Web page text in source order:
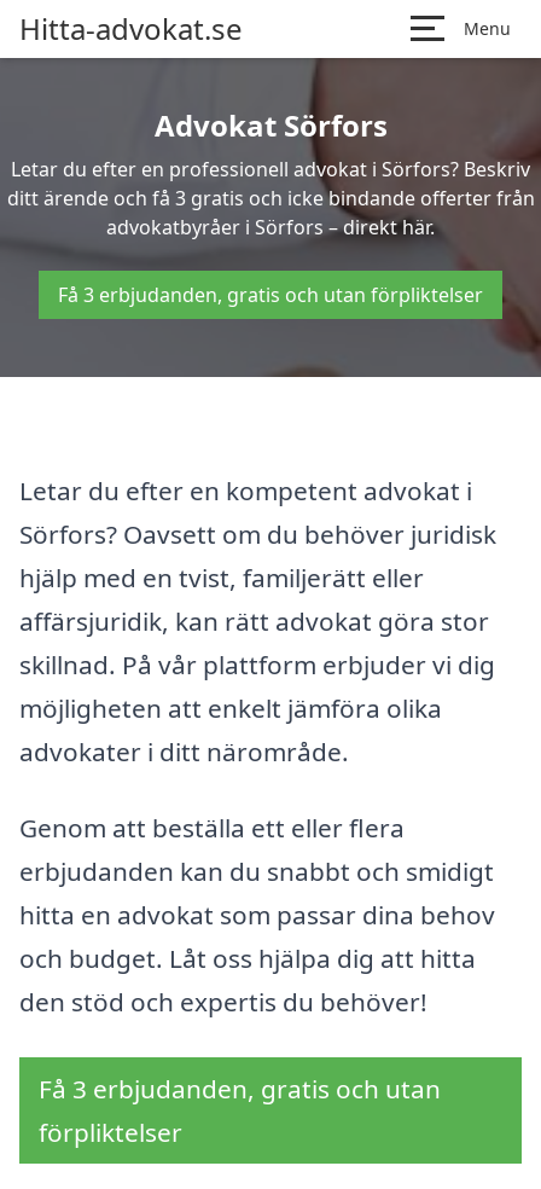
Hitta-advokat.se Menu
Advokat Sörfors
Letar du efter en professionell advokat i Sörfors? Beskriv
ditt ärende och få 3 gratis och icke bindande offerter från
advokatbyråer i Sörfors – direkt här.
Få 3 erbjudanden, gratis och utan förpliktelser
Letar du efter en kompetent advokat i
Sörfors? Oavsett om du behöver juridisk
hjälp med en tvist, familjerätt eller
affärsjuridik, kan rätt advokat göra stor
skillnad. På vår plattform erbjuder vi dig
möjligheten att enkelt jämföra olika
advokater i ditt närområde.
Genom att beställa ett eller flera
erbjudanden kan du snabbt och smidigt
hitta en advokat som passar dina behov
och budget. Låt oss hjälpa dig att hitta
den stöd och expertis du behöver!
Få 3 erbjudanden, gratis och utan
förpliktelser